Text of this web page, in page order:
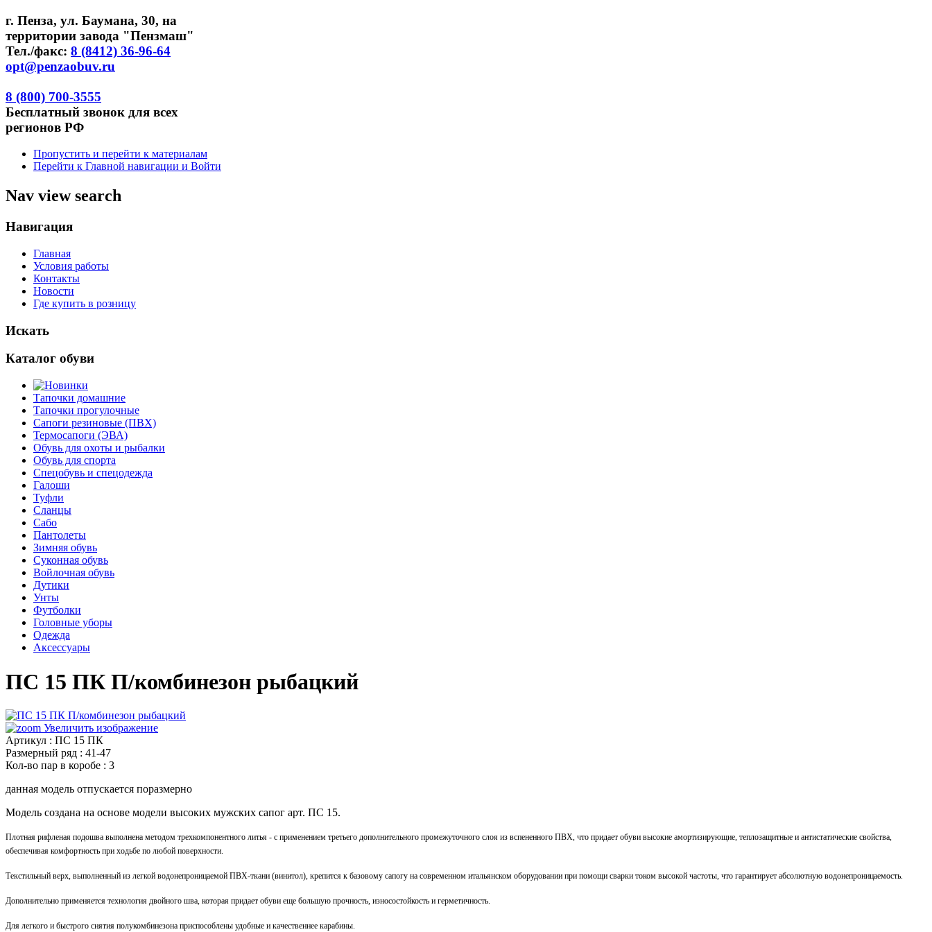
г. Пенза, ул. Баумана, 30, на
территории завода "Пензмаш"
Тел./факс: 8 (8412) 36-96-64
opt@penzaobuv.ru
8 (800) 700-3555
Бесплатный звонок для всех
регионов РФ
Пропустить и перейти к материалам
Перейти к Главной навигации и Войти
Nav view search
Навигация
Главная
Условия работы
Контакты
Новости
Где купить в розницу
Искать
Каталог обуви
Тапочки домашние
Тапочки прогулочные
Сапоги резиновые (ПВХ)
Термосапоги (ЭВА)
Обувь для охоты и рыбалки
Обувь для спорта
Спецобувь и спецодежда
Галоши
Туфли
Сланцы
Сабо
Пантолеты
Зимняя обувь
Суконная обувь
Войлочная обувь
Дутики
Унты
Футболки
Головные уборы
Одежда
Аксессуары
ПС 15 ПК П/комбинезон рыбацкий
Увеличить изображение
Артикул : ПС 15 ПК
Размерный ряд : 41-47
Кол-во пар в коробе : 3
данная модель отпускается поразмерно
Модель создана на основе модели высоких мужских сапог арт. ПС 15.
Плотная рифленая подошва выполнена методом трехкомпонентного литья - с применением третьего дополнительного промежуточного слоя из вспененного ПВХ, что придает обуви высокие амортизирующие, теплозащитные и антистатические свойства,
обеспечивая комфортность при ходьбе по любой поверхности.
Текстильный верх, выполненный из легкой водонепроницаемой ПВХ-ткани (винитол), крепится к базовому сапогу на современном итальянском оборудовании при помощи сварки током высокой частоты, что гарантирует абсолютную водонепроницаемость.
Дополнительно применяется технология двойного шва, которая придает обуви еще большую прочность, износостойкость и герметичность.
Для легкого и быстрого снятия полукомбинезона приспособлены удобные и качественнее карабины.